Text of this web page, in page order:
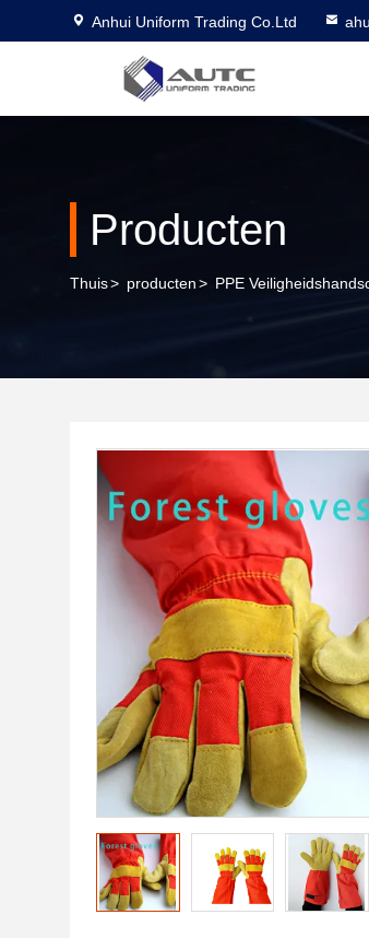
Anhui Uniform Trading Co.Ltd
Producten
Thuis> producten> PPE